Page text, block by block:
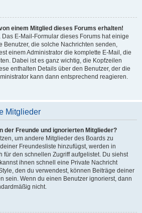
einem Mitglied dieses Forums erhalten!
Das E-Mail-Formular dieses Forums hat einige
Benutzer, die solche Nachrichten senden,
einem Administrator die komplette E-Mail, die
Dabei ist es ganz wichtig, die Kopfzeilen
enthalten Details über den Benutzer, der die
kann dann entsprechend reagieren.
Mitglieder
der Freunde und ignorierten Mitglieder?
um andere Mitglieder des Boards zu
Freundesliste hinzufügst, werden in
für den schnellen Zugriff aufgelistet. Du siehst
ihnen schnell eine Private Nachricht
den du verwendest, können Beiträge deiner
sein. Wenn du einen Benutzer ignorierst, dann
nicht.